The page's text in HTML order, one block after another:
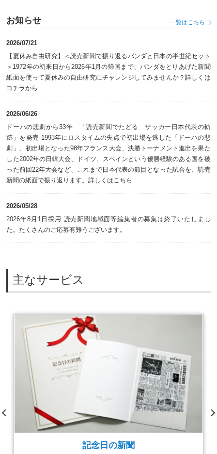
お知らせ 一覧はこちら
2026/07/21
【夏休み自由研究】＜読売新聞で振り返るパンダと日本の半世紀セット
＞1972年の初来日から2026年1月の帰国まで、パンダをとりあげた新聞
紙面を使って夏休みの自由研究にチャレンジしてみませんか？詳しくは
コチラから
2026/06/26
ドーハの悲劇から33年 「読売新聞でたどる サッカー日本代表の軌
跡」を発売 1993年にロスタイムの失点で初出場を逃した「ドーハの悲
劇」、初出場となった98年フランス大会、決勝トーナメント進出を果た
した2002年の日韓大会、ドイツ、スペインという優勝経験のある国を破
った前回22年大会など、これまで日本代表の節目となった試合を、読売
新聞の紙面で振り返ります。詳しくはこちら
2026/05/28
2026年8月1日採用 読売新聞地域面等編集者の募集は終了いたしまし
た。たくさんのご応募有難うございます。
主なサービス
ous